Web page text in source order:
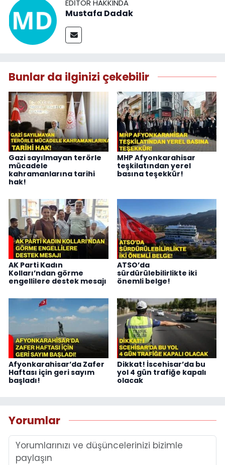
EDITÖR HAKKINDA
Mustafa Dadak
Bunlar da ilginizi çekebilir
Gazi sayılmayan terörle
mücadele
kahramanlarına tarihi
hak!
MHP Afyonkarahisar
teşkilatından yerel
basına teşekkür!
AK Parti Kadın
Kolları’ndan görme
engellilere destek mesajı
ATSO’da
sürdürülebilirlikte iki
önemli belge!
Afyonkarahisar’da Zafer
Haftası için geri sayım
başladı!
Dikkat! İscehisar’da bu
yol 4 gün trafiğe kapalı
olacak
Yorumlar